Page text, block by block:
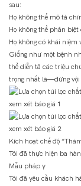
sau:
Họ không thể mô tả
Họ không thể phân
Họ không có khái
Giống như một bệnh
thể diễn tả các triệu
trọng nhất là—đừng
Kích hoạt chế độ
Tôi đã thực hiện ba
Mẫu pháp y
Tôi đã yêu cầu khách